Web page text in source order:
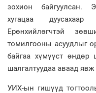
зохион байгуулсан.
хугацаа
Ерөнхийлөгчтэй
томилгооны асуудлыг
байгаа хүмүүст өндөр
шалгалтуудаа аваад явж
УИХ-ын гишүүд